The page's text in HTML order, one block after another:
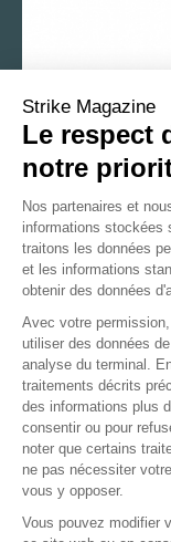
NIKKEI
OPINIONMOYEN
OPINIONLONG
Malgré l’entrée du
mouvement de
centrales et les
hebdomadaires, le
poursuivre en
invaliderait cette
Strike Magazine
Le respect
notre
Nos partenaires et
informations stockées
traitons les données
et les informations
obtenir des données
Avec votre
utiliser des données
analyse du terminal.
traitements décrits
des informations plus
consentir ou pour
noter que certains
ne pas nécessiter
vous y opposer.
Vous pouvez modifier